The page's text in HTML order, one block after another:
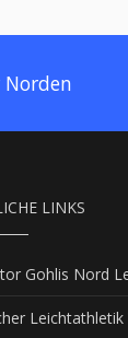
LINKS
Gohlis Nord
Leichtathletik